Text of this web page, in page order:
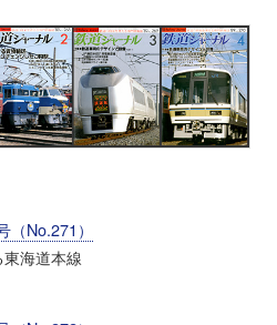
No.271）
海道本線